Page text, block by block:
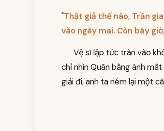
"Thật giả thế nào, Trần
vào ngày mai. Còn bây
Vệ sĩ lập tức tràn vào
chỉ nhìn Quân bằng ánh
giải đi, anh ta ném lại một